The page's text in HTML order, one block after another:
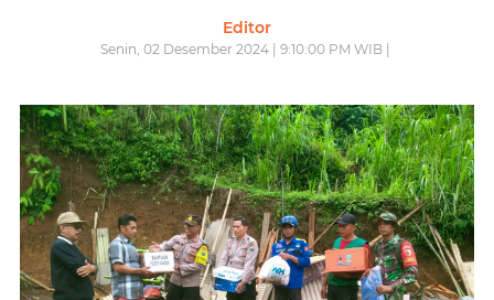
Editor
Senin, 02 Desember 2024 | 9:10:00 PM WIB |